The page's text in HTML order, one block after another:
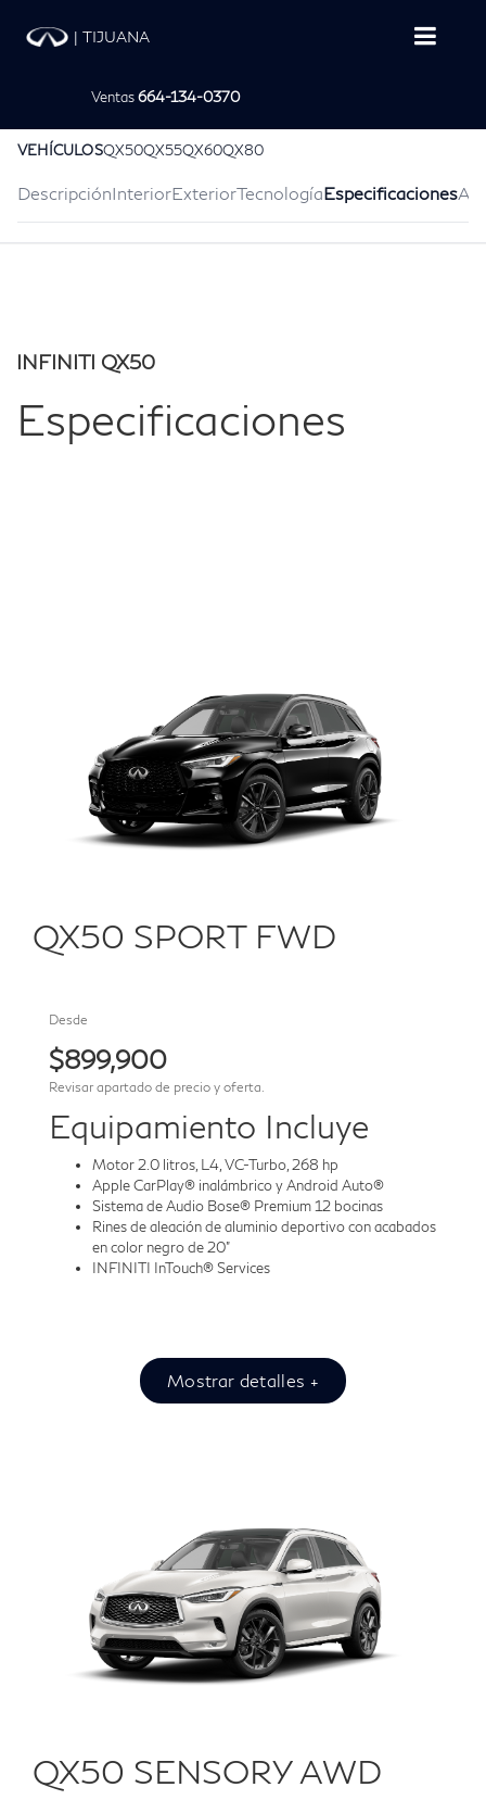
| TIJUANA
Ventas 664-134-0370
VEHÍCULOSQX50QX55QX60QX80
DescripciónInteriorExteriorTecnologíaEspecificaciones
INFINITI QX50
Especificaciones
QX50 SPORT FWD
Desde
$899,900
Revisar apartado de precio y oferta.
Equipamiento Incluye
Motor 2.0 litros, L4, VC-Turbo, 268 hp
Apple CarPlay® inalámbrico y Android Auto®
Sistema de Audio Bose® Premium 12 bocinas
Rines de aleación de aluminio deportivo con acabados
en color negro de 20”
INFINITI InTouch® Services
Mostrar detalles +
QX50 SENSORY AWD